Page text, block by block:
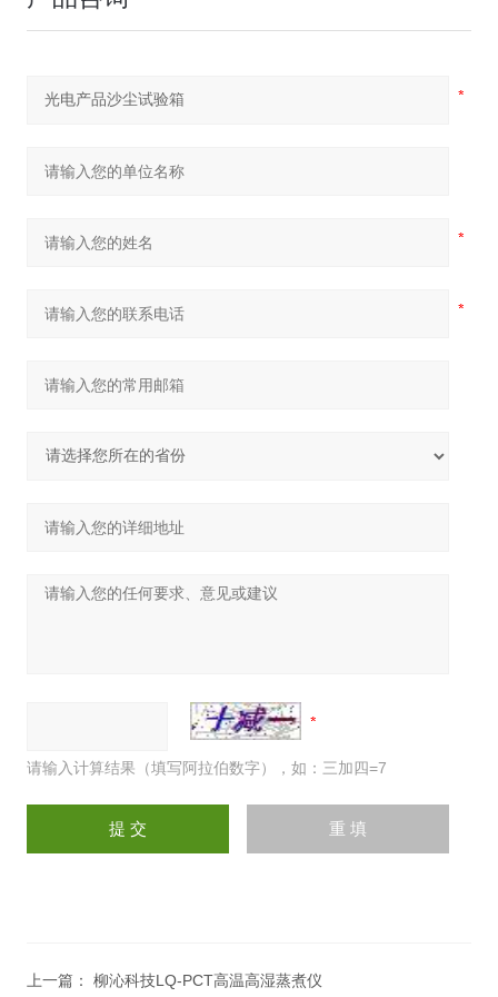
请输入计算结果（填写阿拉伯数字），如：三加四=7
上一篇： 柳沁科技LQ-PCT高温高湿蒸煮仪